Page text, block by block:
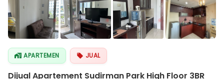
APARTEMEN JUAL
Dijual Apartement Sudirman Park High Floor 3BR